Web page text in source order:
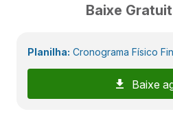
Baixe
Planilha: Cronograma Físico
Baixe